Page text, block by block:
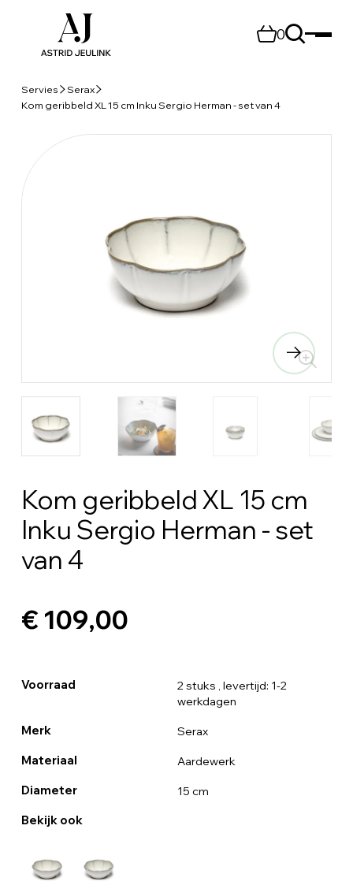
0
Servies
Serax
Kom geribbeld XL 15 cm Inku Sergio Herman - set van 4
Kom geribbeld XL 15 cm
Inku Sergio Herman - set
van 4
€ 109,00
Voorraad 2 stuks , levertijd: 1-2
werkdagen
Merk Serax
Materiaal Aardewerk
Diameter 15 cm
Bekijk ook